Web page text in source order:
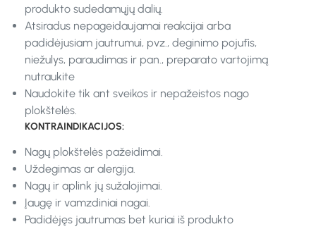
produkto sudedamųjų dalių.
Atsiradus nepageidaujamai reakcijai arba
padidėjusiam jautrumui, pvz., deginimo pojūtis,
niežulys, paraudimas ir pan., preparato vartojimą
nutraukite
Naudokite tik ant sveikos ir nepažeistos nago
plokštelės.
KONTRAINDIKACIJOS:
Nagų plokštelės pažeidimai.
Uždegimas ar alergija.
Nagų ir aplink jų sužalojimai.
Įaugę ir vamzdiniai nagai.
Padidėjęs jautrumas bet kuriai iš produkto